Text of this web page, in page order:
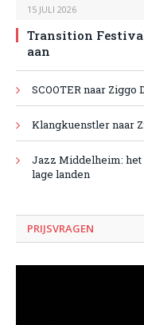
15 JULI 2026
Transition
aan
SCOOTER naar Ziggo
Klangkuenstler naar
Jazz Middelheim:
lage landen
PRIJSVRAGEN